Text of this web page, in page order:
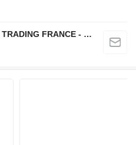
GLOBAL CONTRACTING AND TRADING FRANCE - GCTF